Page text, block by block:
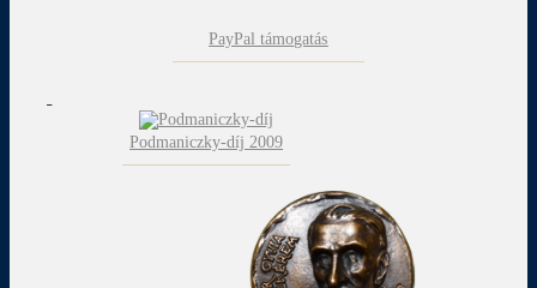
PayPal támogatás
Podmaniczky-díj 2009